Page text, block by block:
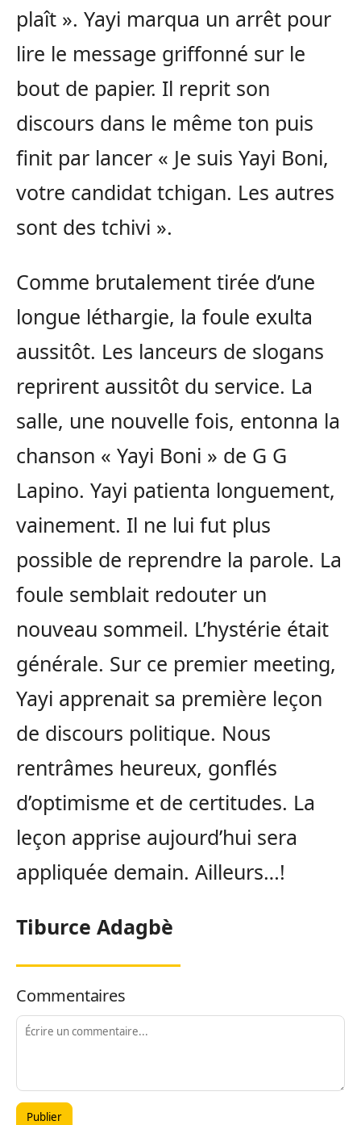
plaît ». Yayi marqua un arrêt pour
lire le message griffonné sur le
bout de papier. Il reprit son
discours dans le même ton puis
finit par lancer « Je suis Yayi Boni,
votre candidat tchigan. Les autres
sont des tchivi ».
Comme brutalement tirée d’une
longue léthargie, la foule exulta
aussitôt. Les lanceurs de slogans
reprirent aussitôt du service. La
salle, une nouvelle fois, entonna la
chanson « Yayi Boni » de G G
Lapino. Yayi patienta longuement,
vainement. Il ne lui fut plus
possible de reprendre la parole. La
foule semblait redouter un
nouveau sommeil. L’hystérie était
générale. Sur ce premier meeting,
Yayi apprenait sa première leçon
de discours politique. Nous
rentrâmes heureux, gonflés
d’optimisme et de certitudes. La
leçon apprise aujourd’hui sera
appliquée demain. Ailleurs…!
Tiburce Adagbè
Commentaires
Publier